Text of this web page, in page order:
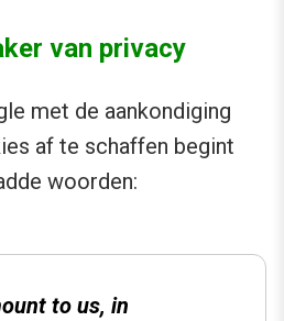
van privacy
met de aankondiging
af te schaffen begint
woorden:
to us, in